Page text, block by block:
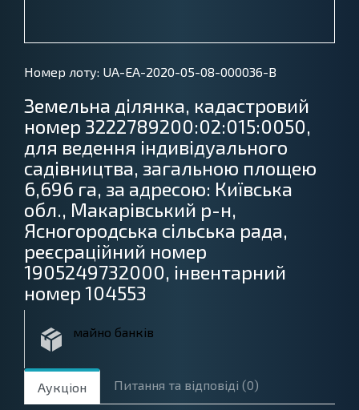
Номер лоту: UA-EA-2020-05-08-000036-B
dgfOtherAssets
Земельна ділянка, кадастровий
номер 3222789200:02:015:0050,
для ведення індивідуального
садівництва, загальною площею
6,696 га, за адресою: Київська
обл., Макарівський р-н,
Ясногородська сільська рада,
реєсраційний номер
1905249732000, інвентарний
номер 104553
майно банків
dgfOtherAssets
Аукціон Питання та вiдповiдi (0)